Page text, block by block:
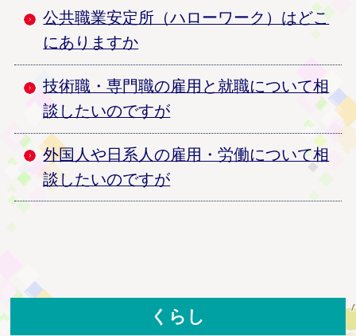
公共職業安定所（ハローワーク）はどこ
にありますか
技術職・専門職の雇用と就職について相
談したいのですが
外国人や日系人の雇用・労働について相
談したいのですが
くらし